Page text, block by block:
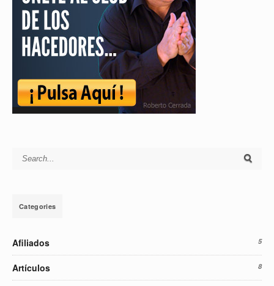
Search for:
Categories
Afiliados 5
Artículos 8